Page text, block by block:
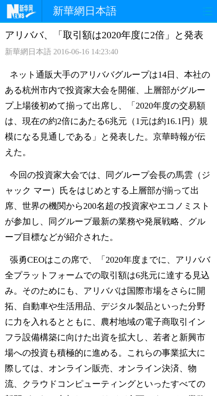
新華網日本語
ホームページ 政治 経済
観光 評論 写真
中日対訳
アリババ、「取引額は2020年度に2倍」と発表
新華網日本語 2016-06-16 14:23:40
ネット通販大手のアリババグループは14日、本社の
ある杭州市内で投資家大会を開催、上層部がグルー
プ上場後初めて揃って出席し、「2020年度の交易額
は、現在の約2倍にあたる6兆元（1元は約16.1円）規
模になる見通しである」と発表した。京華時報が伝
えた。
今回の投資家大会では、同グループ会長の馬雲（ジ
ャック マー）氏をはじめとする上層部が揃って出
席、世界の機関から200名超の投資家やエコノミスト
が参加し、同グループ最新の業務や発展戦略、グル
ープ目標などが紹介された。
張勇CEOはこの席で、「2020年度までに、アリババ
全プラットフォームでの取引額は6兆元に達する見込
み。そのためにも、アリババは国際市場をさらに開
拓、自動車や生活用品、デジタル製品といった分野
に力を入れるとともに、農村地域の電子商取引イン
フラ設備構築に向けた出資を拡大し、若者と新興市
場への投資も積極的に進める。これらの事業拡大に
際しては、オンライン販売、オンライン決済、物
流、クラウドコンピューティングといったすべての